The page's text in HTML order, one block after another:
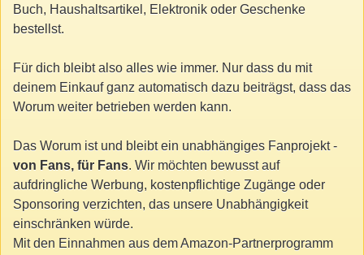
Buch, Haushaltsartikel, Elektronik oder Geschenke
bestellst.
Für dich bleibt also alles wie immer. Nur dass du mit
deinem Einkauf ganz automatisch dazu beiträgst, dass das
Worum weiter betrieben werden kann.
Das Worum ist und bleibt ein unabhängiges Fanprojekt -
von Fans, für Fans. Wir möchten bewusst auf
aufdringliche Werbung, kostenpflichtige Zugänge oder
Sponsoring verzichten, das unsere Unabhängigkeit
einschränken würde.
Mit den Einnahmen aus dem Amazon-Partnerprogramm